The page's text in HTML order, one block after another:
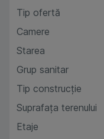
Tip ofertă
Camere
Starea
Grup sanitar
Tip construcție
Suprafaţa terenului
Etaje